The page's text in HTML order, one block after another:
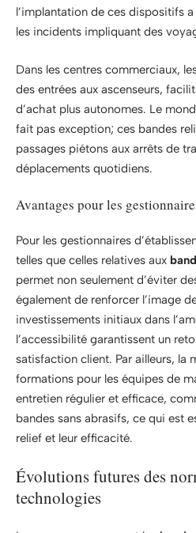
l’implantation de ces dispositifs
les incidents impliquant des
Dans les centres commerciaux,
des entrées aux ascenseurs,
d’achat plus autonomes. Le
fait pas exception; ces bandes
passages piétons aux arrêts de
déplacements quotidiens.
Avantages pour les
Pour les gestionnaires
telles que celles relatives aux
permet non seulement d’éviter
également de renforcer l’image
investissements initiaux dans
l’accessibilité garantissent un
satisfaction client. Par ailleurs, la
formations pour les équipes de
entretien régulier et efficace,
bandes sans abrasifs, ce qui est
relief et leur efficacité.
Évolutions futures des
technologies